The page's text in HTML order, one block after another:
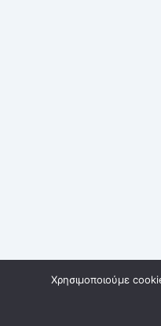
© 2023 MH.ICH, All
Χρησιμοποιούμε